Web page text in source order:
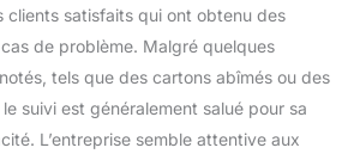
dans votre salon intérieur
que sur votre terrasse.
Sa polyvalence vous
permet de créer
l'ambiance parfaite pour
chaque moment, offrant
clients satisfaits qui ont obtenu des
de problème. Malgré quelques
tels que des cartons abîmés ou des
suivi est généralement salué pour sa
L’entreprise semble attentive aux